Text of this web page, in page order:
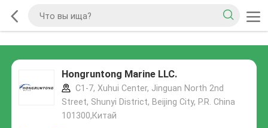
Hongruntong Marine LLC.
C1-7, Xuhui Center, Jinguan North 2nd
Street, Shunyi District, Beijing City, P.R. China
101300,Китай